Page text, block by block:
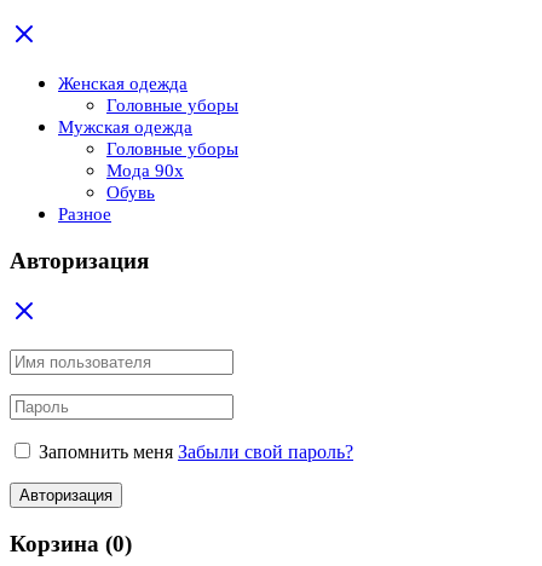
Женская одежда
Головные уборы
Мужская одежда
Головные уборы
Мода 90x
Обувь
Разное
Авторизация
Запомнить меня Забыли свой пароль?
Авторизация
Корзина (0)